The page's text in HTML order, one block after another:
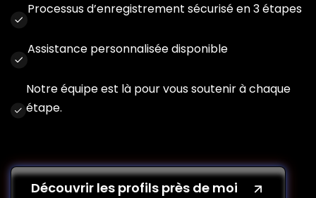
Processus d’enregistrement sécurisé en 3 étapes
Assistance personnalisée disponible
Notre équipe est là pour vous soutenir à chaque
étape.
Découvrir les profils près de moi